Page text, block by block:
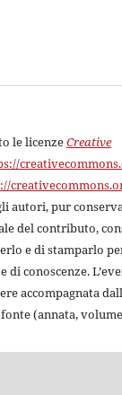
le licenzeCreative
autori, pur
del contributo,
e di stamparlo
di conoscenze.
accompagnata
(annata,